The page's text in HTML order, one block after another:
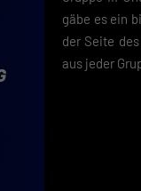
gäbe es ein
der Seite
aus jeder